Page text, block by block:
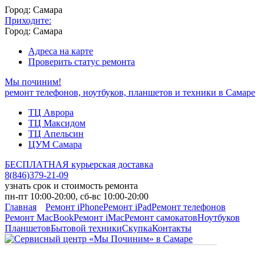
Город: Самара
Приходите:
Город: Самара
Адреса на карте
Проверить статус ремонта
Мы починим!
ремонт телефонов, ноутбуков, планшетов и техники в Самаре
ТЦ Аврора
ТЦ Максидом
ТЦ Апельсин
ЦУМ Самара
БЕСПЛАТНАЯ курьерская доставка
8(846)379-21-09
узнать срок и стоимость ремонта
пн-пт 10:00-20:00, сб-вс 10:00-20:00
Главная
Ремонт iPhoneРемонт iPadРемонт телефонов
Ремонт MacBookРемонт iMacРемонт самокатовНоутбуков
ПланшетовБытовой техникиСкупкаКонтакты